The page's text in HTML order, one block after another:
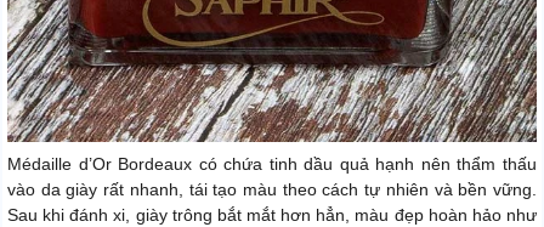
Médaille d’Or Bordeaux có chứa tinh dầu quả hạnh nên thẩm thấu
vào da giày rất nhanh, tái tạo màu theo cách tự nhiên và bền vững.
Sau khi đánh xi, giày trông bắt mắt hơn hẳn, màu đẹp hoàn hảo như